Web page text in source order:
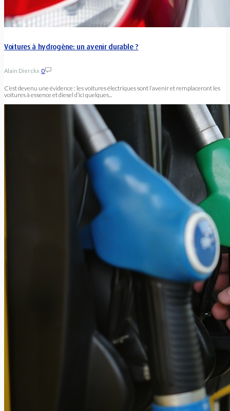
Voitures à hydrogène: un avenir durable ?
Alain Dierckx 0
C’est devenu une évidence : les voitures électriques sont l’avenir et remplaceront les
voitures à essence et diesel d’ici quelques...